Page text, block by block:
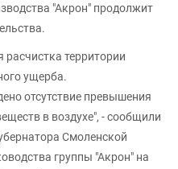
"Акрон" продолжит
территории
ущерба.
отсутствие превышения
в воздухе", - сообщили
Смоленской
группы "Акрон" на